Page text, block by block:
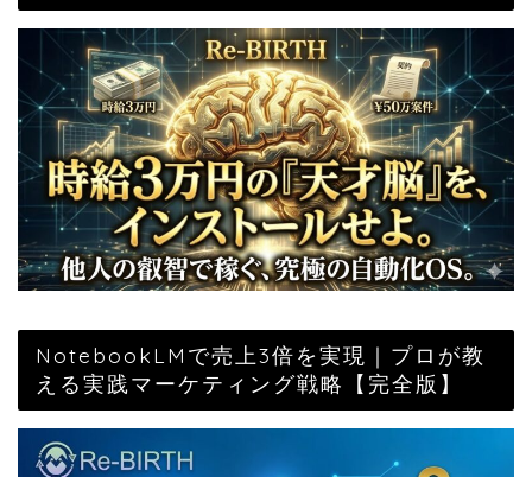
NotebookLMで売上3倍を実現｜プロが教
える実践マーケティング戦略【完全版】